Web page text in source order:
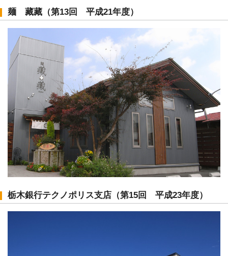
麺 藏藏（第13回 平成21年度）
栃木銀行テクノポリス支店（第15回 平成23年度）